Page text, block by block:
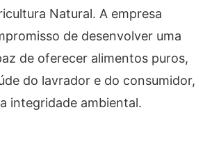
Natural. A empresa
de desenvolver uma
de oferecer alimentos puros,
do lavrador e do consumidor,
integridade ambiental.